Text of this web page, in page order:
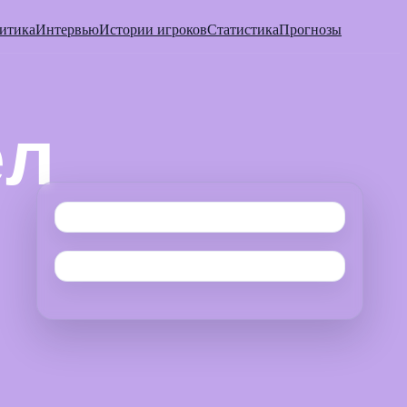
ИнтервьюИстории игроковСтатистикаПрогнозы